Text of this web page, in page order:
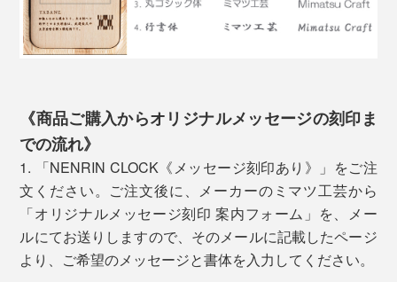
写真左は、本品の「YAGASURI（矢絣）」。写真右は「HAMON（波紋）」
ミマツ工芸の2代目社長、實松英樹（さねまつ・ひでき）さん
「家具のパーツは売れていたけれど、私たちは、タンス
やテーブルを買ったお客さんの顔を知りません。
《商品ご購入からオリジナルメッセージの刻印ま
での流れ》
1. 「NENRIN CLOCK《メッセージ刻印あり》」をご注
文ください。ご注文後に、メーカーのミマツ工芸から
「オリジナルメッセージ刻印 案内フォーム」を、メー
ルにてお送りしますので、そのメールに記載したページ
より、ご希望のメッセージと書体を入力してください。